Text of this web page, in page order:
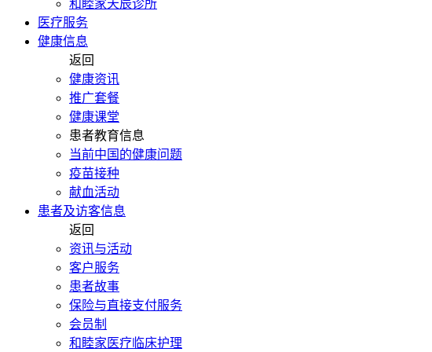
和睦家天辰诊所
医疗服务
健康信息
返回
健康资讯
推广套餐
健康课堂
患者教育信息
当前中国的健康问题
疫苗接种
献血活动
患者及访客信息
返回
资讯与活动
客户服务
患者故事
保险与直接支付服务
会员制
和睦家医疗临床护理